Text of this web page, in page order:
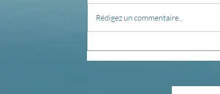
pensée du jour...
Rédigez un commentaire...